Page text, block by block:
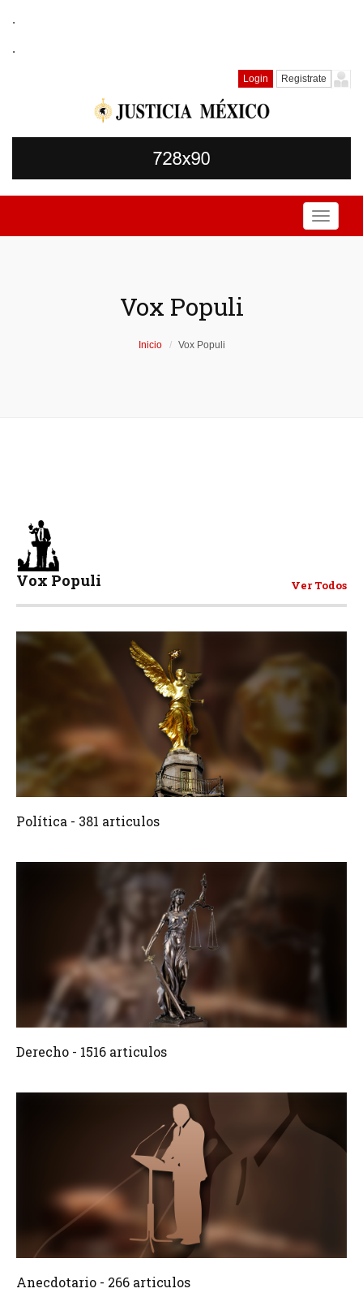
.
.
Login Registrate
Toggle
Vox Populi
Inicio Vox Populi
Vox Populi Ver Todos
381 Articulos
Política - 381 articulos
Crear 1516 Articulos
Derecho - 1516 articulos
Crear 266 Articulos
Anecdotario - 266 articulos